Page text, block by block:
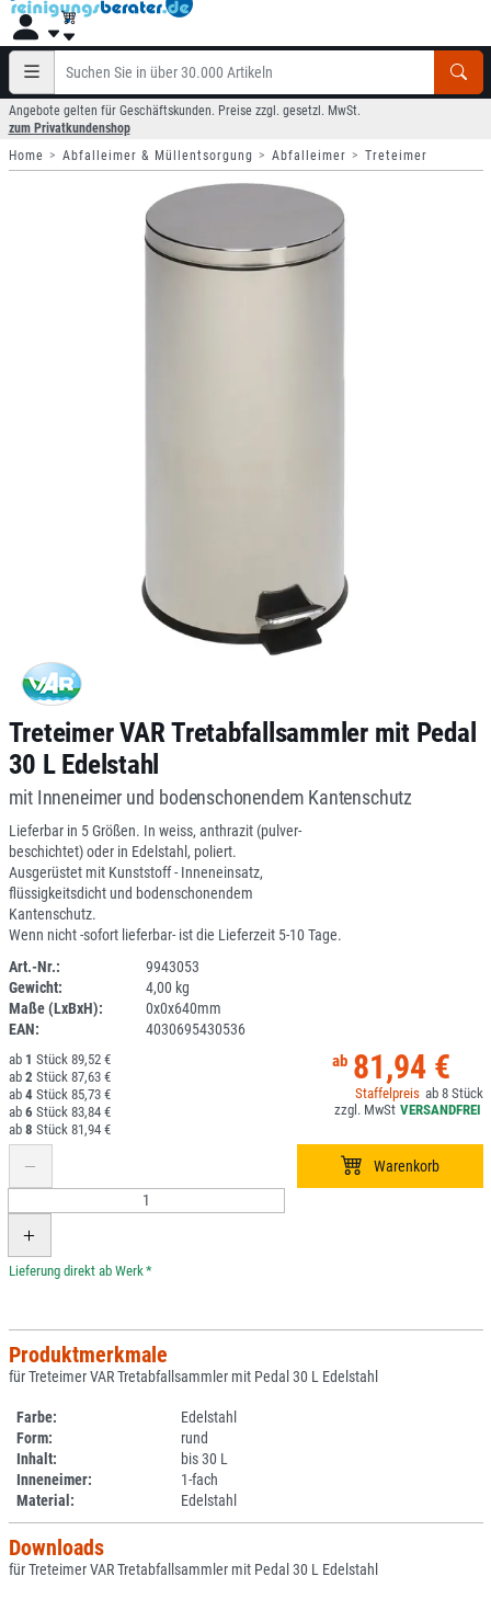
Angebote gelten für Geschäftskunden. Preise zzgl. gesetzl. MwSt.
zum Privatkundenshop
Home
Abfalleimer & Müllentsorgung Abfalleimer Treteimer
Treteimer VAR Tretabfallsammler mit Pedal
30 L Edelstahl
mit Inneneimer und bodenschonendem Kantenschutz
Lieferbar in 5 Größen. In weiss, anthrazit (pulver-
beschichtet) oder in Edelstahl, poliert.
Ausgerüstet mit Kunststoff - Inneneinsatz,
flüssigkeitsdicht und bodenschonendem
Kantenschutz.
Wenn nicht -sofort lieferbar- ist die Lieferzeit 5-10 Tage.
Art.-Nr.:
9943053
Gewicht:
4,00 kg
Maße (LxBxH):
0x0x640mm
EAN:
4030695430536
81,94 €
8
1
89,52 €
2
87,63 €
4
85,73 €
6
83,84 €
8
81,94 €
*
Produktmerkmale
für Treteimer VAR Tretabfallsammler mit Pedal 30 L Edelstahl
Farbe:
Edelstahl
Form:
rund
Inhalt:
bis 30 L
Inneneimer:
1-fach
Material:
Edelstahl
Downloads
für Treteimer VAR Tretabfallsammler mit Pedal 30 L Edelstahl